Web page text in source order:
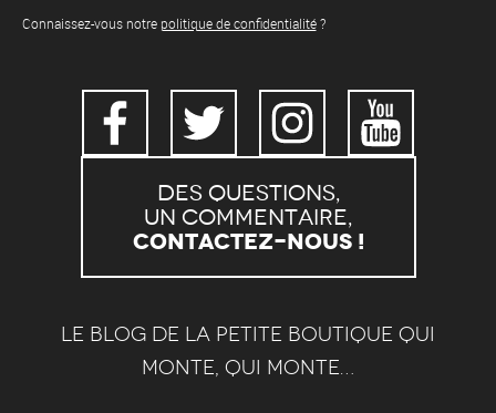
Connaissez-vous notre politique de confidentialité?
Des questions,
un commentaire,
Contactez-nous !
Le blog de la petite boutique qui
monte, qui monte…